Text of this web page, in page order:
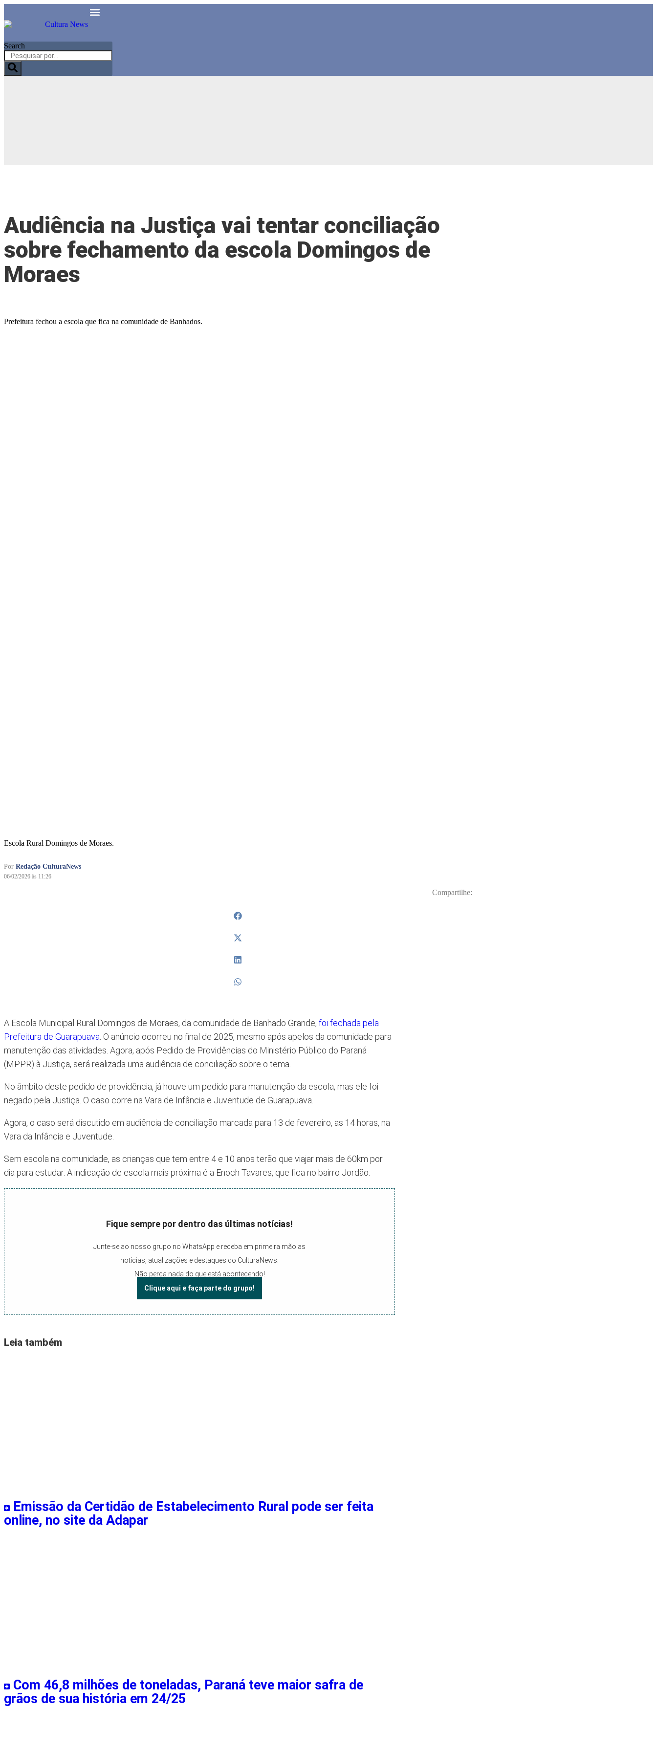
Search
Audiência na Justiça vai tentar conciliação
sobre fechamento da escola Domingos de
Moraes
Prefeitura fechou a escola que fica na comunidade de Banhados.
Escola Rural Domingos de Moraes.
Por Redação CulturaNews
06/02/2026 às 11:26
Compartilhe:
A Escola Municipal Rural Domingos de Moraes, da comunidade de Banhado Grande, foi fechada pela
Prefeitura de Guarapuava. O anúncio ocorreu no final de 2025, mesmo após apelos da comunidade para
manutenção das atividades. Agora, após Pedido de Providências do Ministério Público do Paraná
(MPPR) à Justiça, será realizada uma audiência de conciliação sobre o tema.
No âmbito deste pedido de providência, já houve um pedido para manutenção da escola, mas ele foi
negado pela Justiça. O caso corre na Vara de Infância e Juventude de Guarapuava.
Agora, o caso será discutido em audiência de conciliação marcada para 13 de fevereiro, as 14 horas, na
Vara da Infância e Juventude.
Sem escola na comunidade, as crianças que tem entre 4 e 10 anos terão que viajar mais de 60km por
dia para estudar. A indicação de escola mais próxima é a Enoch Tavares, que fica no bairro Jordão.
Fique sempre por dentro das últimas notícias!
Junte-se ao nosso grupo no WhatsApp e receba em primeira mão as
notícias, atualizações e destaques do CulturaNews.
Não perca nada do que está acontecendo!
Clique aqui e faça parte do grupo!
Leia também
Emissão da Certidão de Estabelecimento Rural pode ser feita
online, no site da Adapar
Com 46,8 milhões de toneladas, Paraná teve maior safra de
grãos de sua história em 24/25